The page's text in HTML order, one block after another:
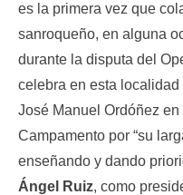
es la primera vez que
sanroqueño, en alguna
durante la disputa del
celebra en esta
José Manuel Ordóñez
Campamento por “su
enseñando y dando
Ángel Ruiz, como